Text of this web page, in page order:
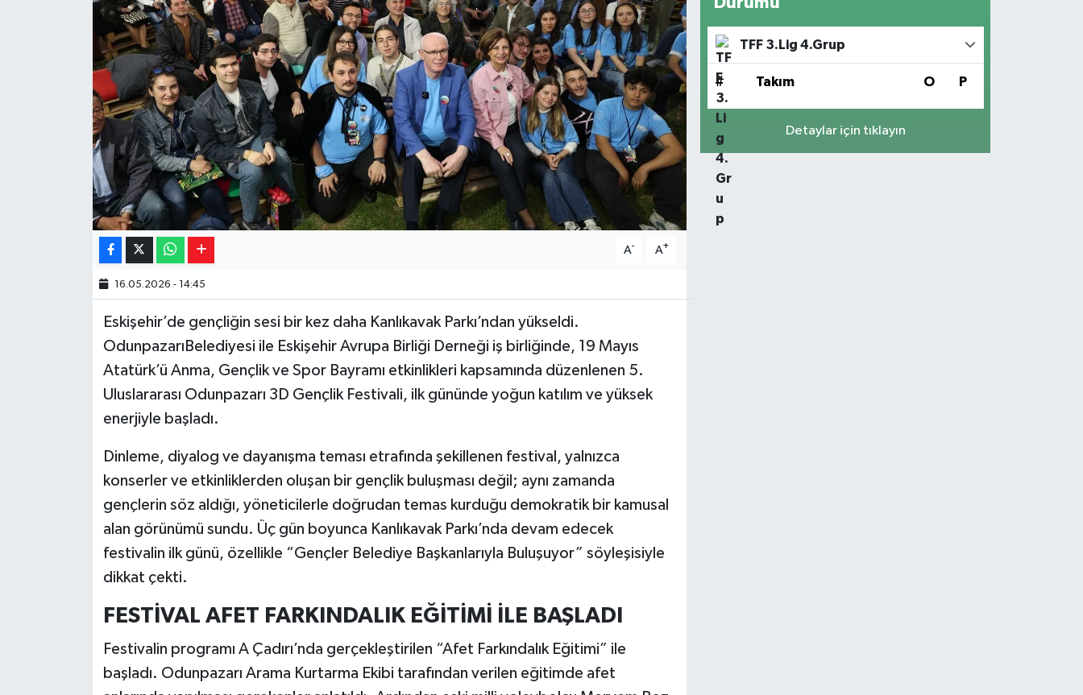
A- A+
16.05.2026 - 14:45
Eskişehir’de gençliğin sesi bir kez daha Kanlıkavak Parkı’ndan yükseldi.
OdunpazarıBelediyesi ile Eskişehir Avrupa Birliği Derneği iş birliğinde, 19 Mayıs
Atatürk’ü Anma, Gençlik ve Spor Bayramı etkinlikleri kapsamında düzenlenen 5.
Uluslararası Odunpazarı 3D Gençlik Festivali, ilk gününde yoğun katılım ve yüksek
enerjiyle başladı.
Dinleme, diyalog ve dayanışma teması etrafında şekillenen festival, yalnızca
konserler ve etkinliklerden oluşan bir gençlik buluşması değil; aynı zamanda
gençlerin söz aldığı, yöneticilerle doğrudan temas kurduğu demokratik bir kamusal
alan görünümü sundu. Üç gün boyunca Kanlıkavak Parkı’nda devam edecek
festivalin ilk günü, özellikle “Gençler Belediye Başkanlarıyla Buluşuyor” söyleşisiyle
dikkat çekti.
FESTİVAL AFET FARKINDALIK EĞİTİMİ İLE BAŞLADI
Festivalin programı A Çadırı’nda gerçekleştirilen “Afet Farkındalık Eğitimi” ile
başladı. Odunpazarı Arama Kurtarma Ekibi tarafından verilen eğitimde afet
TFF 3.Lig 4.Grup
# Takım O P
Detaylar için tıklayın
Resmi ilanlar